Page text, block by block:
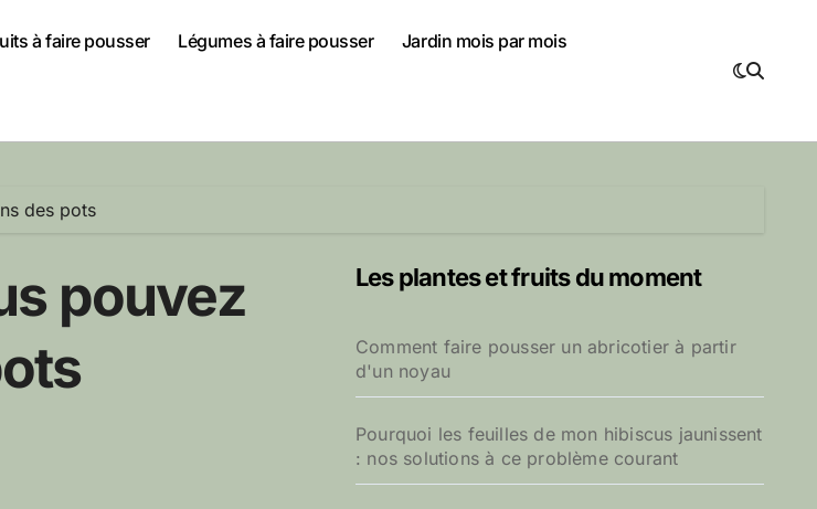
à faire pousser Légumes à faire pousser Jardin mois par mois
des pots
pouvez
Les plantes et fruits du moment
Comment faire pousser un abricotier à partir
d'un noyau
Pourquoi les feuilles de mon hibiscus jaunissent
: nos solutions à ce problème courant